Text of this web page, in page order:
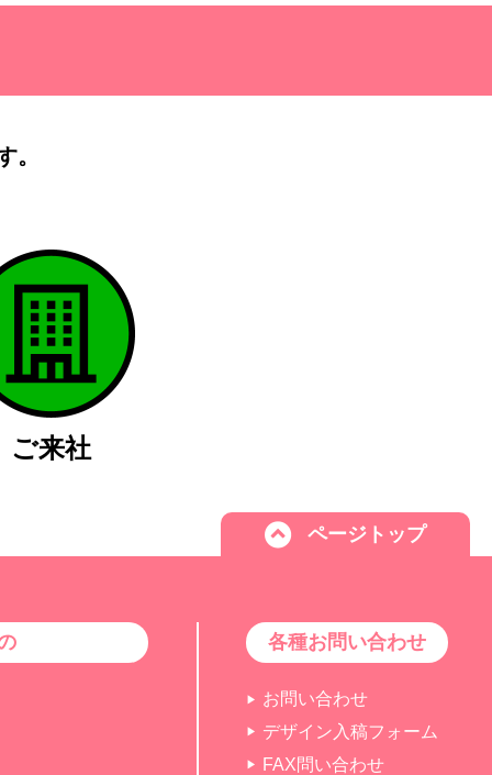
。
ご来社
ページトップ
各種お問い合わせ
お問い合わせ
デザイン入稿フォーム
FAX問い合わせ